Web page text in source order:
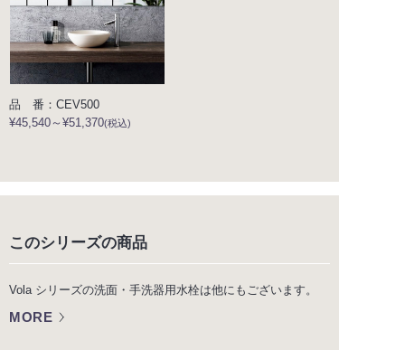
品 番：CEV500
¥45,540～¥51,370(税込)
このシリーズの商品
Vola シリーズの洗面・手洗器用水栓は他にもございます。
MORE